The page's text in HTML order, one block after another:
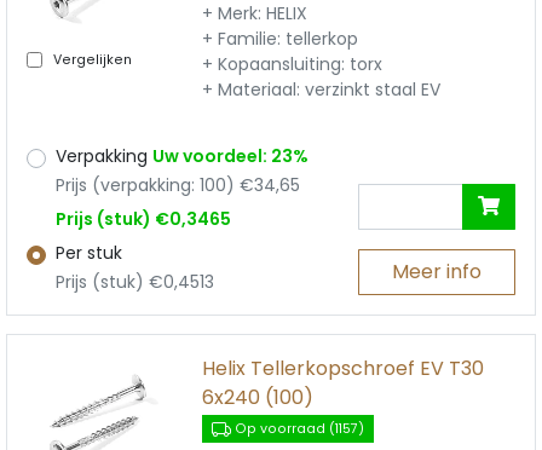
Vergelijken
+ Merk: HELIX
+ Familie: tellerkop
+ Kopaansluiting: torx
+ Materiaal: verzinkt staal EV
Verpakking Uw voordeel: 23%
Prijs (verpakking: 100) €34,65
Prijs (stuk) €0,3465
Per stuk
Prijs (stuk) €0,4513
Meer info
Helix Tellerkopschroef EV T30
6x240 (100)
Op voorraad (1157)